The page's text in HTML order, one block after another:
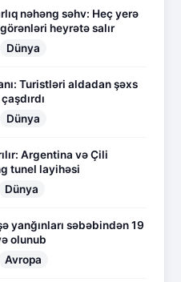
nəhəng səhv: Heç yerə
heyrətə salır
Dünya
Turistləri aldadan şəxs
Dünya
Argentina və Çili
tunel layihəsi
Dünya
yanğınları səbəbindən 19
olunub
Avropa